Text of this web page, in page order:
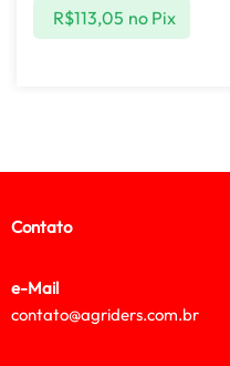
R$113,05 no Pix
Contato
e-Mail
contato@agriders.com.br